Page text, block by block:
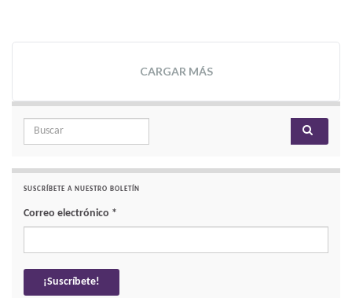
CARGAR MÁS
Search for:
SUSCRÍBETE A NUESTRO BOLETÍN
Correo electrónico *